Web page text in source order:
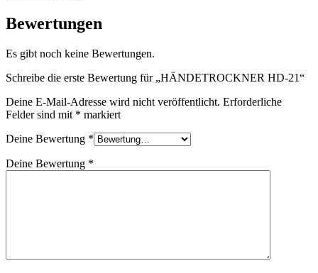
Bewertungen
Es gibt noch keine Bewertungen.
Schreibe die erste Bewertung für „HÄNDETROCKNER HD-21“
Deine E-Mail-Adresse wird nicht veröffentlicht. Erforderliche
Felder sind mit * markiert
Deine Bewertung *
Deine Bewertung *